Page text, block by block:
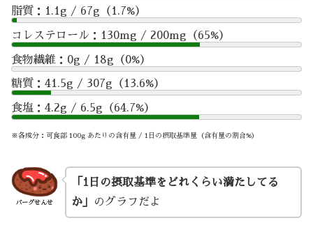
脂質：1.1g / 67g（1.7%）
コレステロール：130mg / 200mg（65%）
食物繊維：0g / 18g（0%）
糖質：41.5g / 307g（13.6%）
食塩：4.2g / 6.5g（64.7%）
※各成分：可食部 100g あたりの含有量 / 1日の摂取基準量（含有量の割合%）
バーグせんせ
「1日の摂取基準をどれくらい満たしてる
か」
のグラフだよ